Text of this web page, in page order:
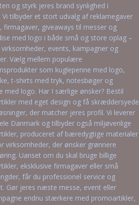
og styrk jeres brand synlighed i
Vi tilbyder et stort udvalg af reklamegaver
firmagaver, giveaways til messer og
med logo i både små og store oplag –
events, kampagner og
Vælg mellem populære
som kuglepenne med logo,
t-shirts med tryk, notesbøger og
med logo. Har I særlige ønsker? Bestil
med eget design og få skræddersyede
der matcher jeres profil. Vi leverer
Danmark og tilbyder også miljøvenlige
produceret af bæredygtige materialer
virksomheder, der ønsker grønnere
Uanset om du skal bruge billige
eksklusive firmagaver eller små
får du professionel service og
Gør jeres næste messe, event eller
endnu stærkere med promoartikler,